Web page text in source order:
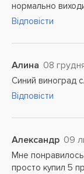
нормально
Відповісти
Алина 08
Синий виноград
Відповісти
Александр 09
Мне
просто купил 5